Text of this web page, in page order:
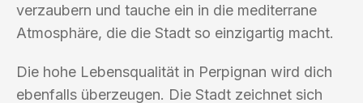
verzaubern und tauche ein in die mediterrane
Atmosphäre, die die Stadt so einzigartig macht.
Die hohe Lebensqualität in Perpignan wird dich
ebenfalls überzeugen. Die Stadt zeichnet sich